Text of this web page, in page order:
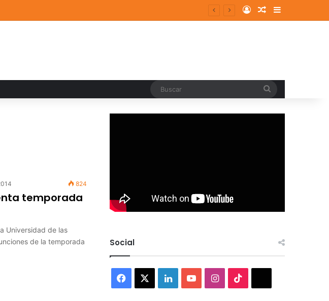
obras de artistas emergentes y consolidados Log InRandom Article
Sidebar
824
temporada
Universidad de las
de la temporada
Social
Facebook LinkedInYouTubeInstagram